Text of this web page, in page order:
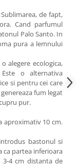
de fapt,
Cand parfumul
Palo Santo. In
pura a lemnului
alegere ecologica,
o alternativa
si pentru cei care
fum legat
pur.
aproximativ 10 cm.
bastonul si
ca partea inferioara
4 cm distanta de